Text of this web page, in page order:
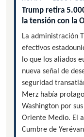
Trump retira
la tensión con la
La administración
efectivos
lo que los aliados
nueva señal de
seguridad
Merz había
Washington por
Oriente Medio. El
Cumbre de